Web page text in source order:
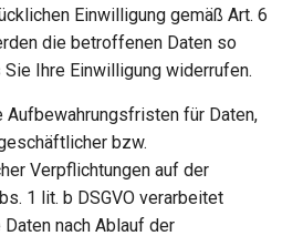
Einwilligung gemäß Art. 6
die betroffenen Daten so
Ihre Einwilligung widerrufen.
für Daten,
bzw.
Verpflichtungen auf der
1 lit. b DSGVO verarbeitet
nach Ablauf der